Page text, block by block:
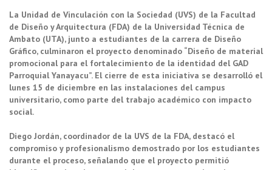
La Unidad de Vinculación con la Sociedad (UVS) de la Facultad
de Diseño y Arquitectura (FDA) de la Universidad Técnica de
Ambato (UTA), junto a estudiantes de la carrera de Diseño
Gráfico, culminaron el proyecto denominado “Diseño de material
promocional para el fortalecimiento de la identidad del GAD
Parroquial Yanayacu”. El cierre de esta iniciativa se desarrolló el
lunes 15 de diciembre en las instalaciones del campus
universitario, como parte del trabajo académico con impacto
social.
Diego Jordán, coordinador de la UVS de la FDA, destacó el
compromiso y profesionalismo demostrado por los estudiantes
durante el proceso, señalando que el proyecto permitió